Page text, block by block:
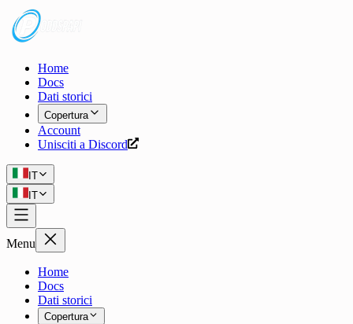
Home
Docs
Dati storici
Copertura
Account
Unisciti a Discord
IT
IT
Menu
Home
Docs
Dati storici
Copertura